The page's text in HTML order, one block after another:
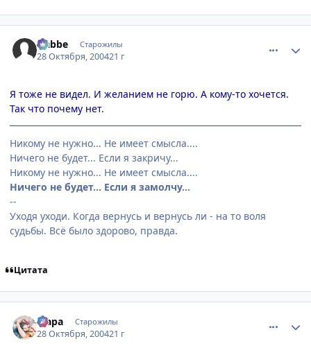
Nabbe Старожилы
28 Октября, 200421 г
Я тоже не видел. И желанием не горю. А кому-то хочется.
Так что почему нет.
Никому не нужно... Не имеет смысла....
Ничего не будет... Если я закричу...
Никому не нужно... Не имеет смысла....
Ничего не будет... Если я замолчу...
--
Уходя уходи. Когда вернусь и вернусь ли - на то воля
судьбы. Всё было здорово, правда.
Цитата
Мара Старожилы
28 Октября, 200421 г